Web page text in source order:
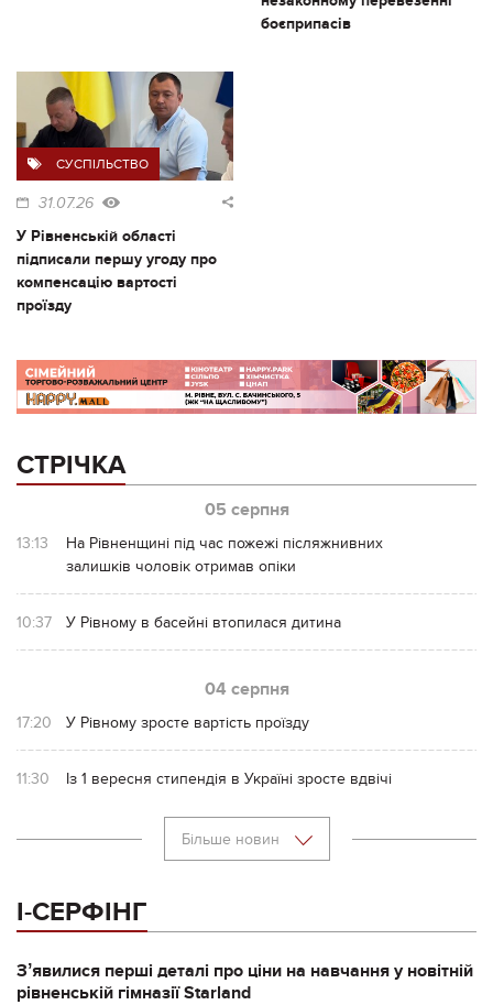
боєприпасів
СУСПІЛЬСТВО
31.07.26
У Рівненській області
підписали першу угоду про
компенсацію вартості
проїзду
СТРІЧКА
05 серпня
13:13
На Рівненщині під час пожежі післяжнивних
залишків чоловік отримав опіки
10:37 У Рівному в басейні втопилася дитина
04 серпня
17:20 У Рівному зросте вартість проїзду
11:30 Із 1 вересня стипендія в Україні зросте вдвічі
Більше новин
І-СЕРФІНГ
Зʼявилися перші деталі про ціни на навчання у новітній
рівненській гімназії Starland